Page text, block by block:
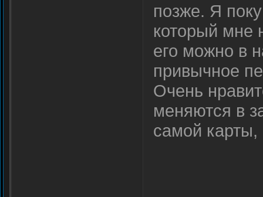
позже. Я
который мне
его можно в
привычное
Очень
меняются в
самой